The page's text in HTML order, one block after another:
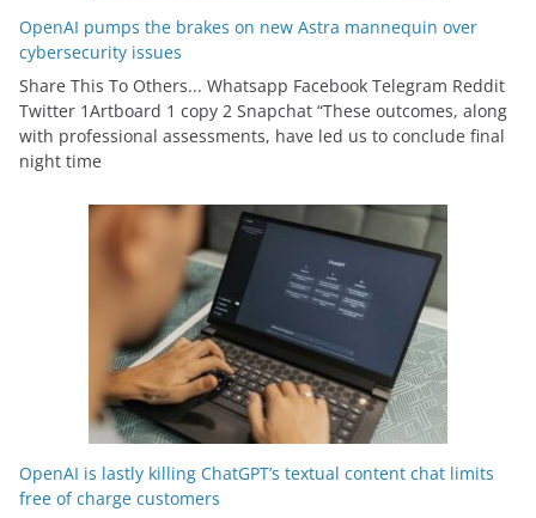
OpenAI pumps the brakes on new Astra mannequin over
cybersecurity issues
Share This To Others... Whatsapp Facebook Telegram Reddit
Twitter 1Artboard 1 copy 2 Snapchat “These outcomes, along
with professional assessments, have led us to conclude final
night time
OpenAI is lastly killing ChatGPT’s textual content chat limits
free of charge customers